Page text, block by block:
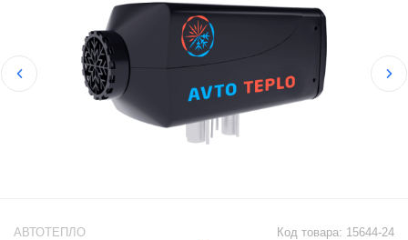
Код товара: 15644-24
АВТОТЕПЛО